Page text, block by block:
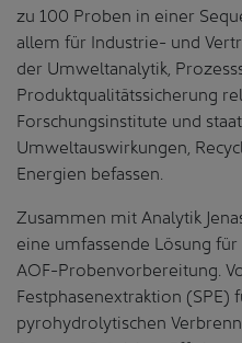
zu 100 Proben in einer
allem für Industrie- und
der Umweltanalytik,
Produktqualitätssicherung
Forschungsinstitute und
Umweltauswirkungen,
Energien befassen.
Zusammen mit Analytik
eine umfassende Lösung
AOF-Probenvorbereitung.
Festphasenextraktion (SPE)
pyrohydrolytischen